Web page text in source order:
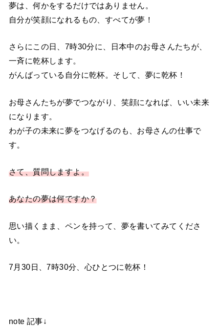
夢は、何かをするだけではありません。
自分が笑顔になれるもの、すべてが夢！
さらにこの日、7時30分に、日本中のお母さんたちが、
一斉に乾杯します。
がんばっている自分に乾杯。そして、夢に乾杯！
お母さんたちが夢でつながり、笑顔になれば、いい未来
になります。
わが子の未来に夢をつなげるのも、お母さんの仕事で
す。
さて、質問しますよ。
あなたの夢は何ですか？
思い描くまま、ペンを持って、夢を書いてみてくださ
い。
7月30日、7時30分、心ひとつに乾杯！
note 記事↓